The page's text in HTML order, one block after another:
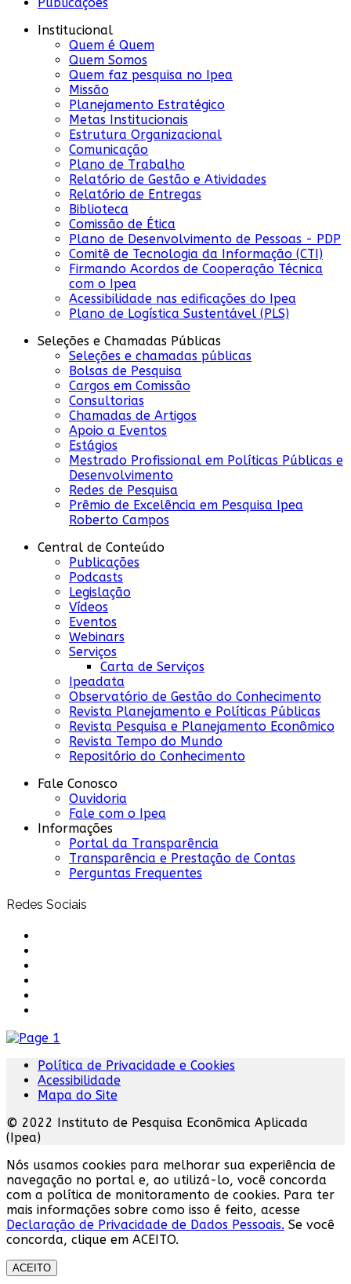
Institucional
Quem é Quem
Quem Somos
Quem faz pesquisa no Ipea
Missão
Planejamento Estratégico
Metas Institucionais
Estrutura Organizacional
Comunicação
Plano de Trabalho
Relatório de Gestão e Atividades
Relatório de Entregas
Biblioteca
Comissão de Ética
Plano de Desenvolvimento de Pessoas - PDP
Comitê de Tecnologia da Informação (CTI)
Firmando Acordos de Cooperação Técnica
com o Ipea
Acessibilidade nas edificações do Ipea
Plano de Logística Sustentável (PLS)
Seleções e Chamadas Públicas
Seleções e chamadas públicas
Bolsas de Pesquisa
Cargos em Comissão
Consultorias
Chamadas de Artigos
Apoio a Eventos
Estágios
Mestrado Profissional em Políticas Públicas e
Desenvolvimento
Redes de Pesquisa
Prêmio de Excelência em Pesquisa Ipea
Roberto Campos
Central de Conteúdo
Publicações
Podcasts
Legislação
Vídeos
Eventos
Webinars
Serviços
Carta de Serviços
Ipeadata
Observatório de Gestão do Conhecimento
Revista Planejamento e Políticas Públicas
Revista Pesquisa e Planejamento Econômico
Revista Tempo do Mundo
Repositório do Conhecimento
Fale Conosco
Ouvidoria
Fale com o Ipea
Informações
Portal da Transparência
Transparência e Prestação de Contas
Perguntas Frequentes
Redes Sociais
Política de Privacidade e Cookies
Acessibilidade
Mapa do Site
© 2022 Instituto de Pesquisa Econômica Aplicada
(Ipea)
Nós usamos cookies para melhorar sua experiência de
navegação no portal e, ao utilizá-lo, você concorda
com a política de monitoramento de cookies. Para ter
mais informações sobre como isso é feito, acesse
Declaração de Privacidade de Dados Pessoais. Se você
concorda, clique em ACEITO.
ACEITO